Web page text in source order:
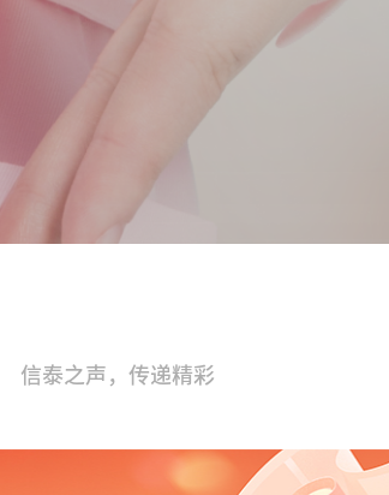
信泰之声，传递精彩